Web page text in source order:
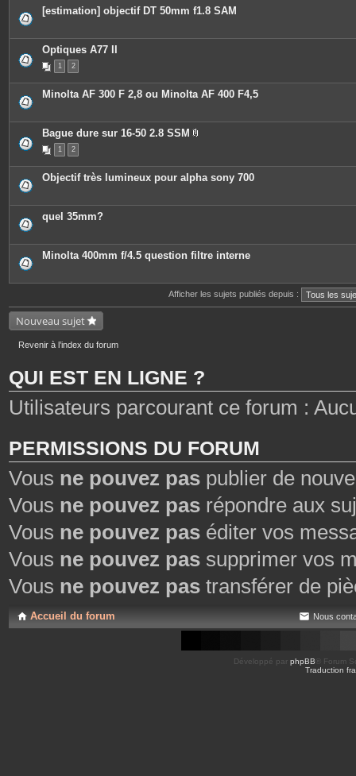
[estimation] objectif DT 50mm f1.8 SAM
Optiques A77 II
1 2
Minolta AF 300 F 2,8 ou Minolta AF 400 F4,5
Bague dure sur 16-50 2.8 SSM
c
e
o
e
s
1 2
Objectif très lumineux pour alpha sony 700
quel 35mm?
Minolta 400mm f/4.5 question filtre interne
Afficher les sujets publiés depuis :
Nouveau sujet
Revenir à l’index du forum
QUI EST EN LIGNE ?
Utilisateurs parcourant ce forum :
PERMISSIONS DU FORUM
Vous ne pouvez pas publier de
Vous ne pouvez pas répondre aux
Vous ne pouvez pas éditer vos
Vous ne pouvez pas supprimer vos
Vous ne pouvez pas transférer de
Accueil du forum Nous
Développé par phpBB ® Forum
Traduction